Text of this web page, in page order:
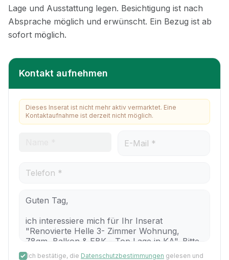
Kontakt aufnehmen
Dieses Inserat ist nicht mehr aktiv vermarktet. Eine
Kontaktaufnahme ist derzeit nicht möglich.
Ich bestätige, die Datenschutzbestimmungen gelesen und